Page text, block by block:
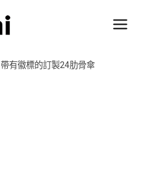
帶有徽標的訂製24肋骨傘